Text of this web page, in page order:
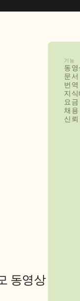
동영상
기능
동영
문서
번역
지
요금
채용
신뢰